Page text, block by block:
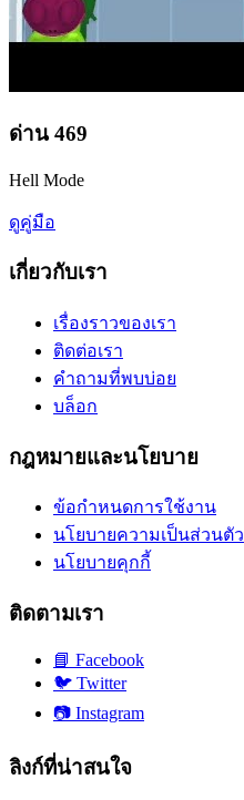
ด่าน 469
Hell Mode
ดูคู่มือ
เกี่ยวกับเรา
เรื่องราวของเรา
ติดต่อเรา
คำถามที่พบบ่อย
บล็อก
กฎหมายและนโยบาย
ข้อกำหนดการใช้งาน
นโยบายความเป็นส่วนตัว
นโยบายคุกกี้
ติดตามเรา
📘 Facebook
🐦 Twitter
📷 Instagram
ลิงก์ที่น่าสนใจ